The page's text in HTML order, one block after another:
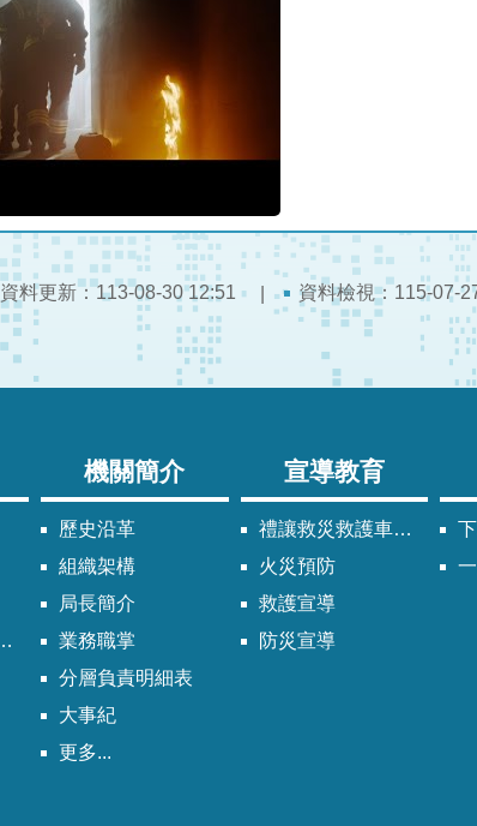
資料更新：113-08-30 12:51 資料檢視：115-07-
機關簡介
歷史沿革
組織架構
局長簡介
業務職掌
分層負責明細表
大事紀
更多...
宣導教育
禮讓救災救護車輛須知
火災預防
救護宣導
防災宣導